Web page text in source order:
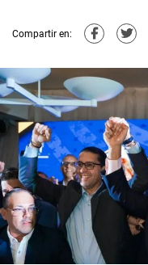
Compartir en: